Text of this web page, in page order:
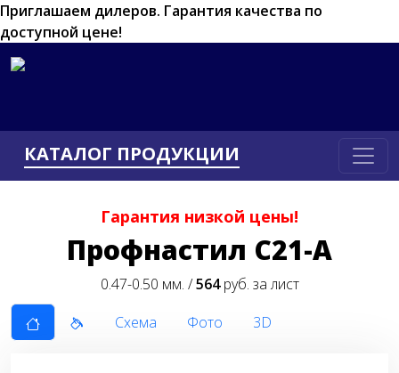
Приглашаем дилеров. Гарантия качества по
доступной цене!
КАТАЛОГ ПРОДУКЦИИ
Гарантия низкой цены!
Профнастил С21-А
0.47-0.50 мм. /564руб. за лист
Схема
Фото 3D